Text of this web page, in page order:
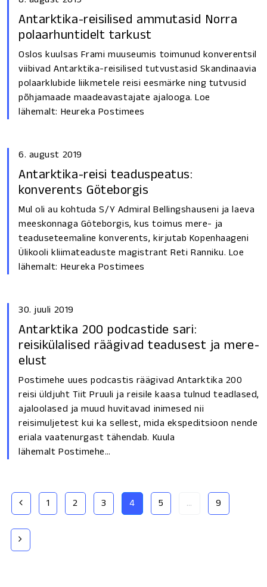
Antarktika-reisilised ammutasid Norra
polaarhuntidelt tarkust
Oslos kuulsas Frami muuseumis toimunud konverentsil
viibivad Antarktika-reisilised tutvustasid Skandinaavia
polaarklubide liikmetele reisi eesmärke ning tutvusid
põhjamaade maadeavastajate ajalooga. Loe
lähemalt: Heureka Postimees
6. august 2019
Antarktika-reisi teaduspeatus:
konverents Göteborgis
Mul oli au kohtuda S/Y Admiral Bellingshauseni ja laeva
meeskonnaga Göteborgis, kus toimus mere- ja
teaduseteemaline konverents, kirjutab Kopenhaageni
Ülikooli kliimateaduste magistrant Reti Ranniku. Loe
lähemalt: Heureka Postimees
30. juuli 2019
Antarktika 200 podcastide sari:
reisikülalised räägivad teadusest ja mere-
elust
Postimehe uues podcastis räägivad Antarktika 200
reisi üldjuht Tiit Pruuli ja reisile kaasa tulnud teadlased,
ajaloolased ja muud huvitavad inimesed nii
reisimuljetest kui ka sellest, mida ekspeditsioon nende
eriala vaatenurgast tähendab. Kuula
lähemalt Postimehe…
1 2 3 4(current)
5 … 9